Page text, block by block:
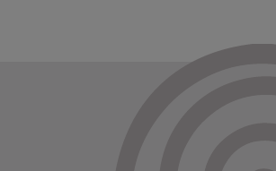
Bienvenue chez mon chat